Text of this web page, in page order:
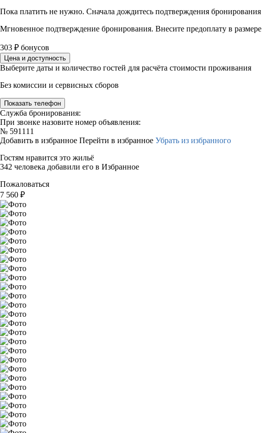
Пока платить не нужно. Сначала дождитесь подтверждения бронирования
Мгновенное подтверждение бронирования. Внесите предоплату в размере
303 ₽ бонусов
Цена и доступность
Выберите даты и количество гостей для расчёта стоимости проживания
Без комиссии и сервисных сборов
Показать телефон
Служба бронирования:
При звонке назовите номер объявления:
№ 591111
Добавить в избранное Перейти в избранное Убрать из избранного
Гостям нравится это жильё
342 человека добавили его в Избранное
Пожаловаться
7 560 ₽